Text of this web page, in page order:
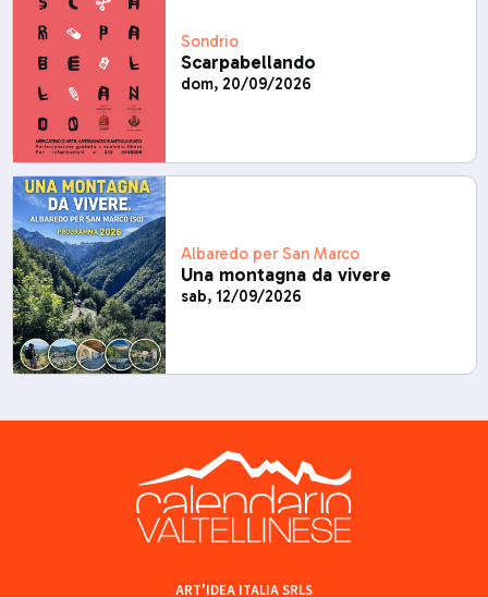
Sondrio
Scarpabellando
dom, 20/09/2026
Albaredo per San Marco
Una montagna da vivere
sab, 12/09/2026
ART'IDEA ITALIA SRLS